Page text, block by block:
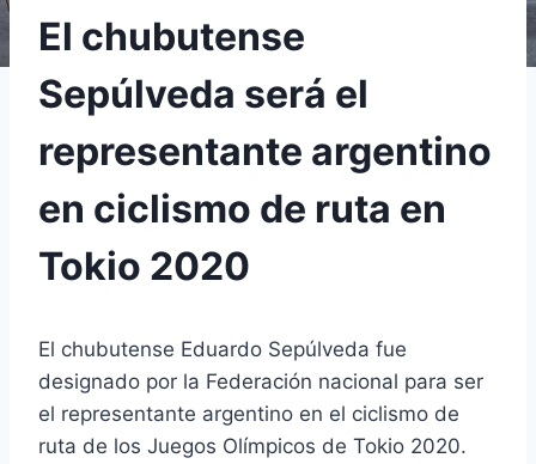
El chubutense
Sepúlveda será el
representante argentino
en ciclismo de ruta en
Tokio 2020
El chubutense Eduardo Sepúlveda fue
designado por la Federación nacional para ser
el representante argentino en el ciclismo de
ruta de los Juegos Olímpicos de Tokio 2020.